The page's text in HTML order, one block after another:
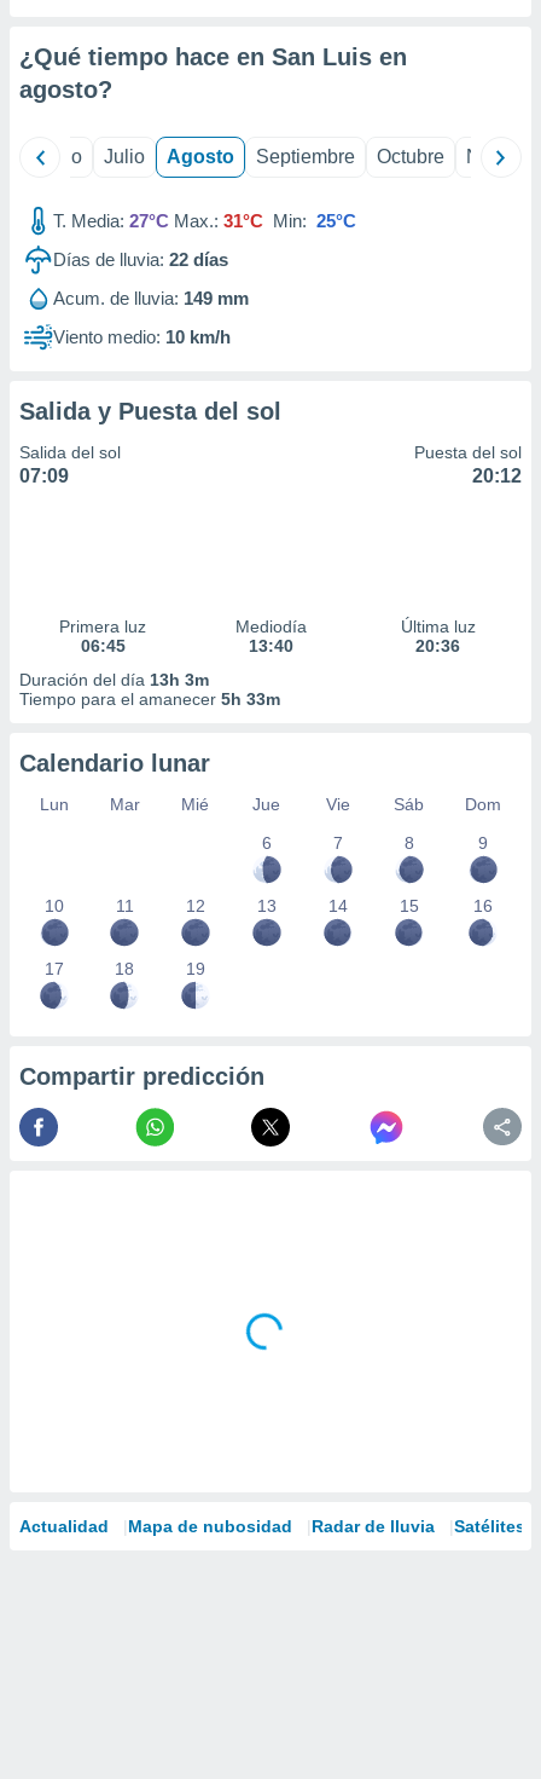
e
de
¿Qué tiempo hace en San Luis en
agosto?
Junio Julio Agosto Septiembre Octubre
T. Media: 27°C Max.: 31°C Min: 25°C
Días de lluvia: 22 días
Acum. de lluvia: 149 mm
Viento medio: 10 km/h
Salida y Puesta del sol
Salida del sol
07:09
Puesta del sol
20:12
Primera luz
06:45
Mediodía
13:40
Última luz
20:36
Duración del día 13h 3m
Tiempo para el amanecer 5h 33m
Calendario lunar
Lun Mar Mié Jue Vie Sáb
Dom
6
7 8 9
10 11 12 13 14 15 16
17 18 19
Compartir predicción
Actualidad Mapa de nubosidad Radar de lluvia Satélites